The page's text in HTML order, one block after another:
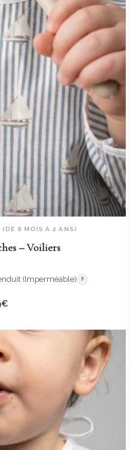
PANIER
(DE 6 MOIS À 2 ANS)
– Voiliers
(Imperméable) ?
€